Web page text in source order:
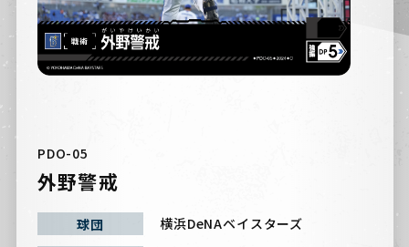
PDO-05
外野警戒
球団
横浜DeNAベイスターズ